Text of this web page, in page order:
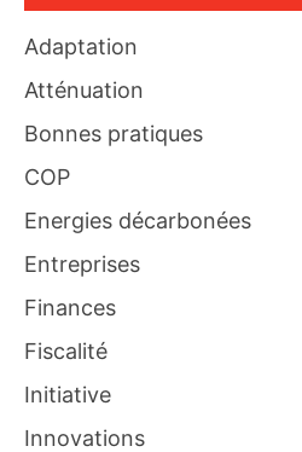
Adaptation
Atténuation
Bonnes pratiques
COP
Energies décarbonées
Entreprises
Finances
Fiscalité
Initiative
Innovations